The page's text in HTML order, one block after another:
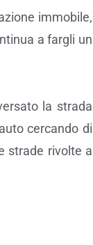
immobile,
a fargli un
la strada
cercando di
strade rivolte a